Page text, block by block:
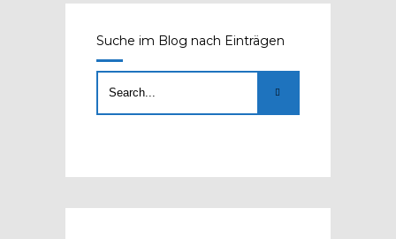
Suche im Blog nach Einträgen